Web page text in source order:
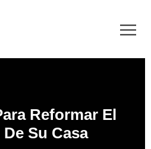
Reformar El
Su Casa